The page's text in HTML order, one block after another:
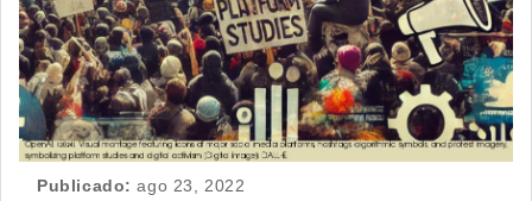
Publicado: ago 23, 2022